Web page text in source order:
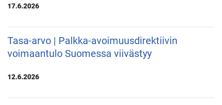
17.6.2026
Tasa-arvo | Palkka-avoimuusdirektiivin
voimaantulo Suomessa viivästyy
12.6.2026